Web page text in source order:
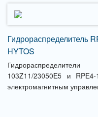
Гидрораспределитель
HYTOS
103Z11/23050E5 и
электромагнитным